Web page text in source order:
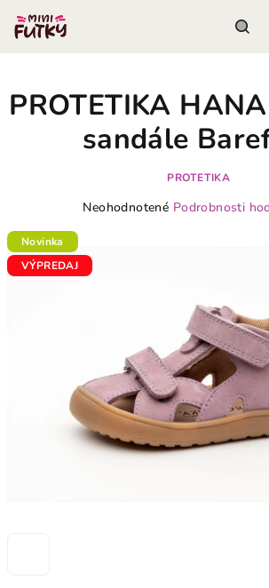
obsah
PROTETIKA
sandále
PROTETIKA
Priemerné
je
0,0
Neohodnotené Podrobnosti
Novinka
VÝPREDAJ